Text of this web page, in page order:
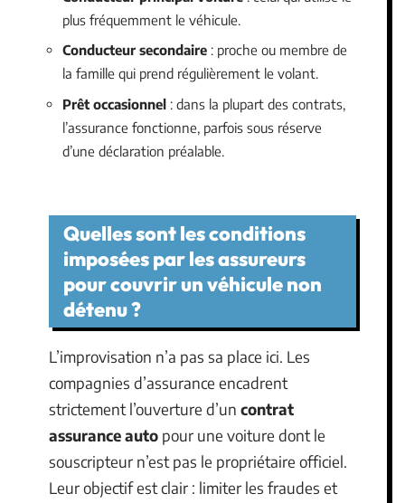
plus fréquemment le véhicule.
Conducteur secondaire : proche ou membre de
la famille qui prend régulièrement le volant.
Prêt occasionnel : dans la plupart des contrats,
l’assurance fonctionne, parfois sous réserve
d’une déclaration préalable.
Quelles sont les conditions
imposées par les assureurs
pour couvrir un véhicule non
détenu ?
L’improvisation n’a pas sa place ici. Les
compagnies d’assurance encadrent
strictement l’ouverture d’un contrat
assurance auto pour une voiture dont le
souscripteur n’est pas le propriétaire officiel.
Leur objectif est clair : limiter les fraudes et